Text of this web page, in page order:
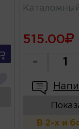
515.00
-
В 2-х и